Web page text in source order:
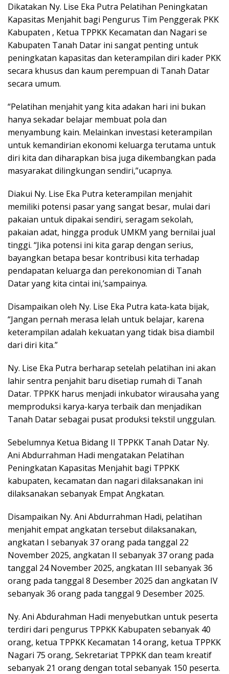
Dikatakan Ny. Lise Eka Putra Pelatihan Peningkatan
Kapasitas Menjahit bagi Pengurus Tim Penggerak PKK
Kabupaten , Ketua TPPKK Kecamatan dan Nagari se
Kabupaten Tanah Datar ini sangat penting untuk
peningkatan kapasitas dan keterampilan diri kader PKK
secara khusus dan kaum perempuan di Tanah Datar
secara umum.
“Pelatihan menjahit yang kita adakan hari ini bukan
hanya sekadar belajar membuat pola dan
menyambung kain. Melainkan investasi keterampilan
untuk kemandirian ekonomi keluarga terutama untuk
diri kita dan diharapkan bisa juga dikembangkan pada
masyarakat dilingkungan sendiri,”ucapnya.
Diakui Ny. Lise Eka Putra keterampilan menjahit
memiliki potensi pasar yang sangat besar, mulai dari
pakaian untuk dipakai sendiri, seragam sekolah,
pakaian adat, hingga produk UMKM yang bernilai jual
tinggi. “Jika potensi ini kita garap dengan serius,
bayangkan betapa besar kontribusi kita terhadap
pendapatan keluarga dan perekonomian di Tanah
Datar yang kita cintai ini,’sampainya.
Disampaikan oleh Ny. Lise Eka Putra kata-kata bijak,
“Jangan pernah merasa lelah untuk belajar, karena
keterampilan adalah kekuatan yang tidak bisa diambil
dari diri kita.”
Ny. Lise Eka Putra berharap setelah pelatihan ini akan
lahir sentra penjahit baru disetiap rumah di Tanah
Datar. TPPKK harus menjadi inkubator wirausaha yang
memproduksi karya-karya terbaik dan menjadikan
Tanah Datar sebagai pusat produksi tekstil unggulan.
Sebelumnya Ketua Bidang II TPPKK Tanah Datar Ny.
Ani Abdurrahman Hadi mengatakan Pelatihan
Peningkatan Kapasitas Menjahit bagi TPPKK
kabupaten, kecamatan dan nagari dilaksanakan ini
dilaksanakan sebanyak Empat Angkatan.
Disampaikan Ny. Ani Abdurrahman Hadi, pelatihan
menjahit empat angkatan tersebut dilaksanakan,
angkatan I sebanyak 37 orang pada tanggal 22
November 2025, angkatan II sebanyak 37 orang pada
tanggal 24 November 2025, angkatan III sebanyak 36
orang pada tanggal 8 Desember 2025 dan angkatan IV
sebanyak 36 orang pada tanggal 9 Desember 2025.
Ny. Ani Abdurahman Hadi menyebutkan untuk peserta
terdiri dari pengurus TPPKK Kabupaten sebanyak 40
orang, ketua TPPKK Kecamatan 14 orang, ketua TPPKK
Nagari 75 orang, Sekretariat TPPKK dan team kreatif
sebanyak 21 orang dengan total sebanyak 150 peserta.